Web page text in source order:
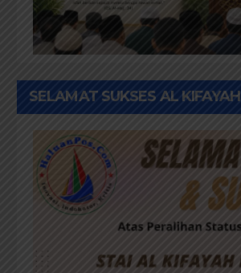
SELAMAT SUKSES AL KIFAYAH